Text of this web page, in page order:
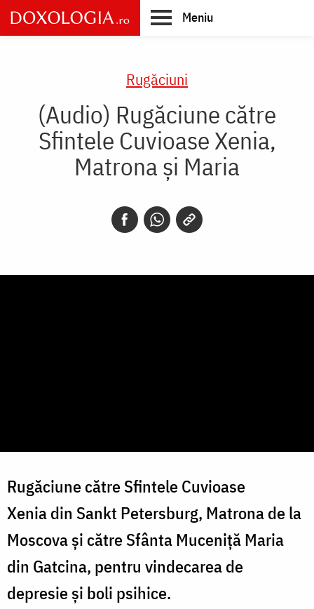
Skip
to
main
Meniu
Rugăciuni
(Audio) Rugăciune către
Sfintele Cuvioase Xenia,
Matrona și Maria
Rugăciune către Sfintele Cuvioase
Xenia din Sankt Petersburg, Matrona de la
Moscova și către Sfânta Muceniță Maria
din Gatcina, pentru vindecarea de
depresie și boli psihice.